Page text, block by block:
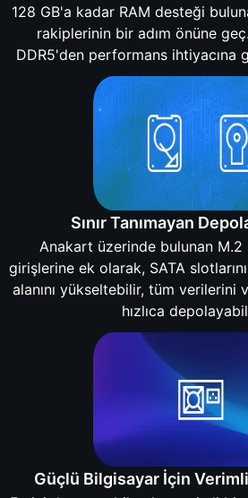
128 GB'a kadar RAM desteği
rakiplerinin bir adım önüne
DDR5'den performans ihtiyacına
Sınır Tanımayan
Anakart üzerinde bulunan M.2
girişlerine ek olarak, SATA
alanını yükseltebilir, tüm verilerini
hızlıca
Güçlü Bilgisayar İçin